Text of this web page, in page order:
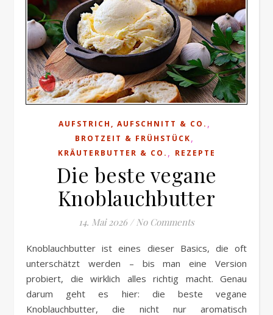
AUFSTRICH, AUFSCHNITT & CO. ,
BROTZEIT & FRÜHSTÜCK,
KRÄUTERBUTTER & CO. , REZEPTE
Die beste vegane
Knoblauchbutter
14. Mai 2026 / No Comments
Knoblauchbutter ist eines dieser Basics, die oft
unterschätzt werden – bis man eine Version
probiert, die wirklich alles richtig macht. Genau
darum geht es hier: die beste vegane
Knoblauchbutter, die nicht nur aromatisch